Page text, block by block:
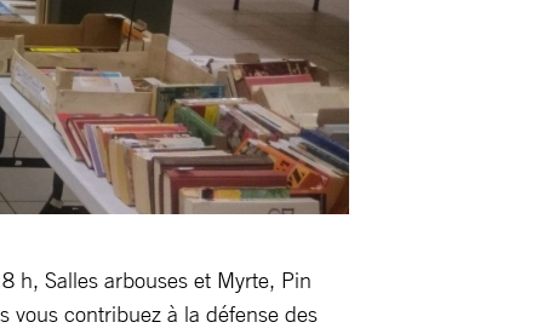
h, Salles arbouses et Myrte, Pin
vous contribuez à la défense des